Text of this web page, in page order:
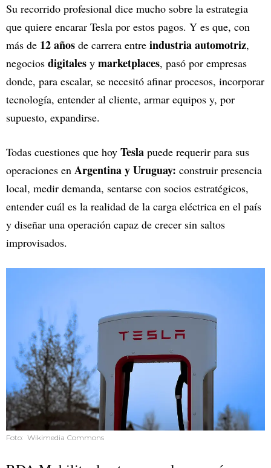
Su recorrido profesional dice mucho sobre la estrategia
que quiere encarar Tesla por estos pagos. Y es que, con
más de 12 años de carrera entre industria automotriz,
negocios digitales y marketplaces, pasó por empresas
donde, para escalar, se necesitó afinar procesos, incorporar
tecnología, entender al cliente, armar equipos y, por
supuesto, expandirse.
Todas cuestiones que hoy Tesla puede requerir para sus
operaciones en Argentina y Uruguay: construir presencia
local, medir demanda, sentarse con socios estratégicos,
entender cuál es la realidad de la carga eléctrica en el país
y diseñar una operación capaz de crecer sin saltos
improvisados.
Foto: Wikimedia Commons